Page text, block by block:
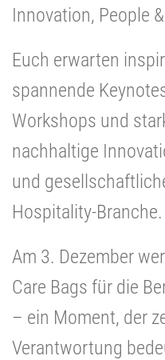
Innovation, People
Euch erwarten
spannende
Workshops und
nachhaltige
und
Hospitality-Branche.
Am 3. Dezember
Care Bags für die
– ein Moment, der
Verantwortung